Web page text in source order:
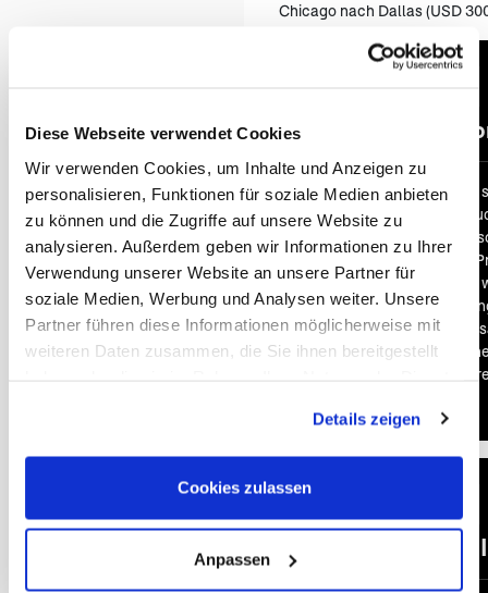
Diese Webseite verwendet Cookies
Wir verwenden Cookies, um Inhalte und Anzeigen zu
personalisieren, Funktionen für soziale Medien anbieten
zu können und die Zugriffe auf unsere Website zu
analysieren. Außerdem geben wir Informationen zu Ihrer
Verwendung unserer Website an unsere Partner für
soziale Medien, Werbung und Analysen weiter. Unsere
Partner führen diese Informationen möglicherweise mit
weiteren Daten zusammen, die Sie ihnen bereitgestellt
Cookies, wenn Sie unsere Webseite weiterhin nutzen.
Details zeigen
Cookies zulassen
Anpassen
Chicago nach Dallas (USD
An &
Bei vielen unserer
bereits im Reisepreis
Economy Class. Auf
selbstverständlich auch
Business oder First Class
Reisebeispiel kein Flug
wir Ihnen diesen gerne
ihn direkt in Ihr
flexibel und ganz nach
Immer